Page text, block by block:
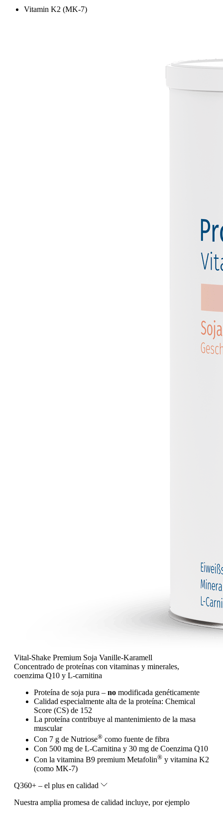
Vitamin K2 (MK-7)
Vital-Shake Premium Soja Vanille-Karamell
Concentrado de proteínas con vitaminas y minerales,
coenzima Q10 y L-carnitina
Proteína de soja pura – no modificada genéticamente
Calidad especialmente alta de la proteína: Chemical
Score (CS) de 152
La proteína contribuye al mantenimiento de la masa
muscular
Con 7 g de Nutriose® como fuente de fibra
Con 500 mg de L-Carnitina y 30 mg de Coenzima Q10
Con la vitamina B9 premium Metafolin® y vitamina K2
(como MK-7)
Q360+ – el plus en calidad
Nuestra amplia promesa de calidad incluye, por ejemplo